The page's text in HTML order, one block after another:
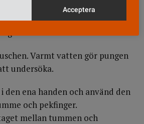
när den är en halv centimeter
Varmt vatten gör pungen
undersöka.
den ena handen och använd den
och pekfinger.
mellan tummen och
Acceptera